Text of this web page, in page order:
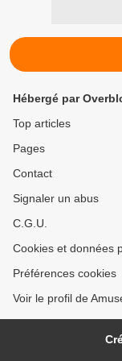
Hébergé par
Top articles
Pages
Contact
Signaler un abus
C.G.U.
Cookies et données
Préférences cookies
Voir le profil de